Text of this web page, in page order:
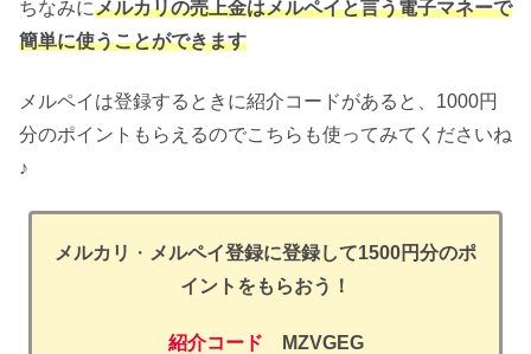
ちなみにメルカリの売上金はメルペイと言う電子マネーで
簡単に使うことができます
メルペイは登録するときに紹介コードがあると、1000円
分のポイントもらえるのでこちらも使ってみてくださいね
♪
メルカリ ・ メルペイ登録に登録して1500円分のポ
イントをもらおう！
紹介コード MZVGEG